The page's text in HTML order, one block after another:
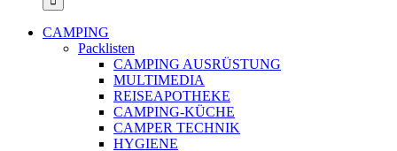
CAMPING
Packlisten
CAMPING AUSRÜSTUNG
MULTIMEDIA
REISEAPOTHEKE
CAMPING-KÜCHE
CAMPER TECHNIK
HYGIENE